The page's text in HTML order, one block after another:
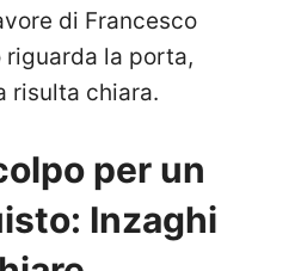
di Francesco
riguarda la porta,
risulta chiara.
per un
Inzaghi